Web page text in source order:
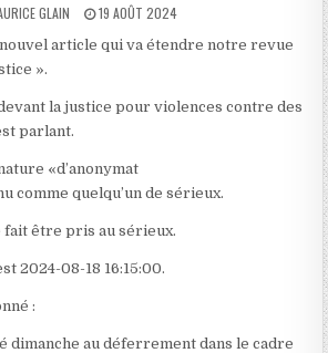
GLAIN
PUBLISHED
19 AOÛT 2024
article qui va étendre notre revue
».
la justice pour violences contre des
parlant.
«d’anonymat
comme quelqu’un de sérieux.
fait être pris au sérieux.
2024-08-18 16:15:00.
:
dimanche au déferrement dans le cadre